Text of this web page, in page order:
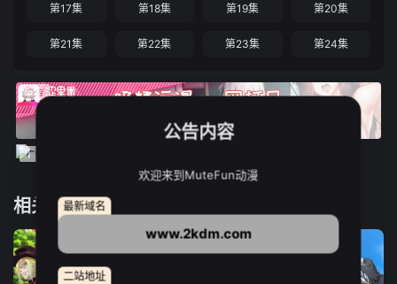
第17集 第18集 第19集 第20集
第21集 第22集 第23集 第24集
相关推荐
公告内容
欢迎来到MuteFun动漫
最新域名
www.2kdm.com
二站地址